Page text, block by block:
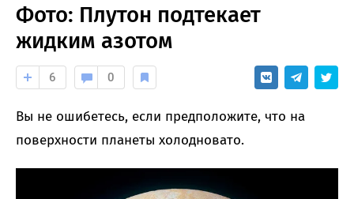
Фото: Плутон подтекает
жидким азотом
6 0
Вы не ошибетесь, если предположите, что на
поверхности планеты холодновато.